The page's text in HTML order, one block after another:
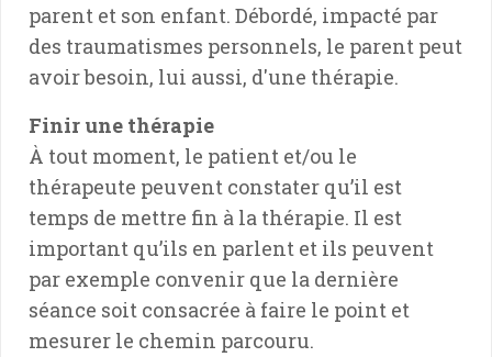
parent et son enfant. Débordé, impacté par
des traumatismes personnels, le parent peut
avoir besoin, lui aussi, d'une thérapie.
Finir une thérapie
À tout moment, le patient et/ou le
thérapeute peuvent constater qu’il est
temps de mettre fin à la thérapie. Il est
important qu’ils en parlent et ils peuvent
par exemple convenir que la dernière
séance soit consacrée à faire le point et
mesurer le chemin parcouru.